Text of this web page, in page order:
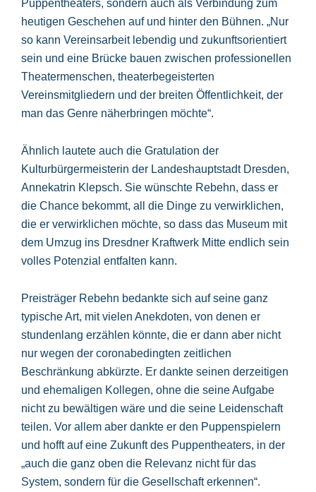
Puppentheaters, sondern auch als Verbindung zum
heutigen Geschehen auf und hinter den Bühnen. „Nur
so kann Vereinsarbeit lebendig und zukunftsorientiert
sein und eine Brücke bauen zwischen professionellen
Theatermenschen, theaterbegeisterten
Vereinsmitgliedern und der breiten Öffentlichkeit, der
man das Genre näherbringen möchte“.
Ähnlich lautete auch die Gratulation der
Kulturbürgermeisterin der Landeshauptstadt Dresden,
Annekatrin Klepsch. Sie wünschte Rebehn, dass er
die Chance bekommt, all die Dinge zu verwirklichen,
die er verwirklichen möchte, so dass das Museum mit
dem Umzug ins Dresdner Kraftwerk Mitte endlich sein
volles Potenzial entfalten kann.
Preisträger Rebehn bedankte sich auf seine ganz
typische Art, mit vielen Anekdoten, von denen er
stundenlang erzählen könnte, die er dann aber nicht
nur wegen der coronabedingten zeitlichen
Beschränkung abkürzte. Er dankte seinen derzeitigen
und ehemaligen Kollegen, ohne die seine Aufgabe
nicht zu bewältigen wäre und die seine Leidenschaft
teilen. Vor allem aber dankte er den Puppenspielern
und hofft auf eine Zukunft des Puppentheaters, in der
„auch die ganz oben die Relevanz nicht für das
System, sondern für die Gesellschaft erkennen“.